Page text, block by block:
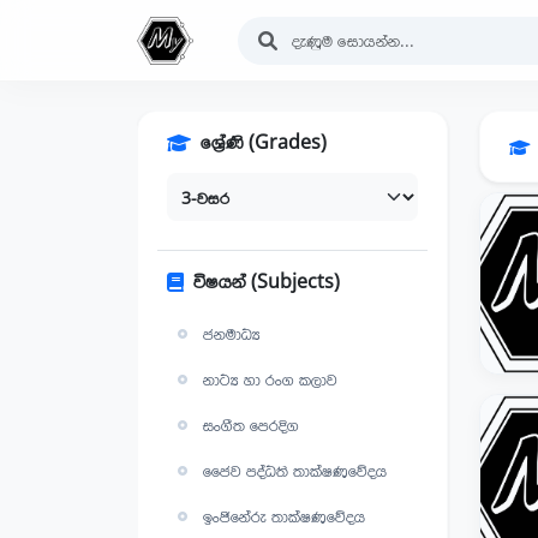
ශ්‍රේණි (Grades)
විෂයන් (Subjects)
ජනමාධ්‍ය
නාට්‍ය හා රංග කලාව
සංගීත පෙරදිග
ජෛව පද්ධති තාක්ෂණවේදය
ඉංජිනේරු තාක්ෂණවේදය